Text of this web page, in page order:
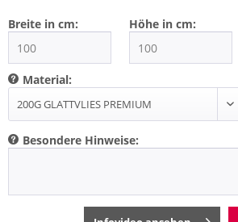
Breite in cm: Höhe in cm:
Material:
Besondere Hinweise: